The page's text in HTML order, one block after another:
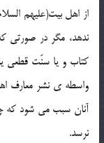
از اهل بيت(عليهم
ندهد، مگر در صورتى
كتاب و يا سنّت قطعى
واسطه ى نشر معارف
آنان سبب مى شود كه
نرسد.